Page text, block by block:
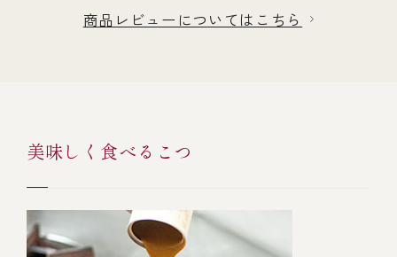
商品レビューについてはこちら
美味しく食べるこつ